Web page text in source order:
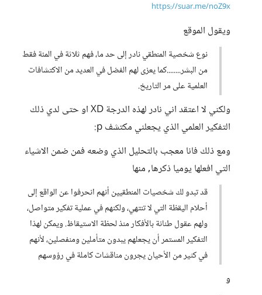
https://suar.me/noZ9x
ويقول الموقع
نوع شخصية المنطقي نادر إلى حد ما، فهم ثلاثة في المئة فقط
من البشر........كما يعزى لهم الفضل في العديد من الاكتشافات
العلمية على مر التاريخ.
ولكني لا اعتقد اني نادر لهذه الدرجة XD او حتى لدي ذلك
التفكير العلمي الذي يجعلني مكتشف p:
ومع ذلك فانا معجب بالتحليل الذي وضعه فمن ضمن الاشياء
التي افعلها يوميا ذكرها, منها
قد تبدو لك شخصيات المنطقيين أنهم انحرفوا عن الواقع إلى
أحلام اليقظة التي لا تنتهي، ولكنهم في عملية تفكير متواصل،
ولهم عقول طنانة بالأفكار منذ لحظة الاستيقاظ. ويمكن لهذا
التفكير المستمر أن يجعلهم يبدون متأملين ومنفصلين، لأنهم
في كثير من الأحيان يجرون مناقشات كاملة في رؤوسهم
و